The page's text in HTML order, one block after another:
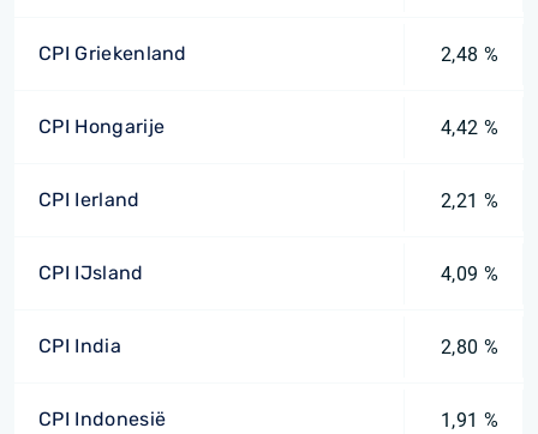
CPI Griekenland 2,48 %
CPI Hongarije 4,42 %
CPI Ierland 2,21 %
CPI IJsland 4,09 %
CPI India 2,80 %
CPI Indonesië 1,91 %